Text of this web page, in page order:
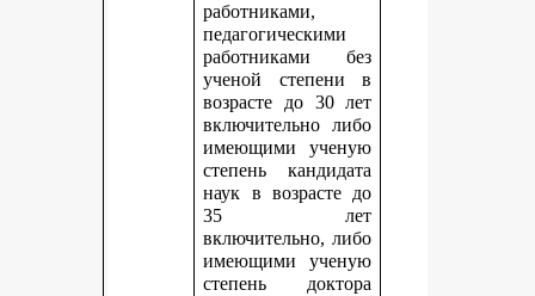
работниками,
педагогическими
работниками без
ученой степени в
возрасте до 30 лет
включительно либо
имеющими ученую
степень кандидата
наук в возрасте до
35 лет
включительно, либо
имеющими ученую
степень доктора